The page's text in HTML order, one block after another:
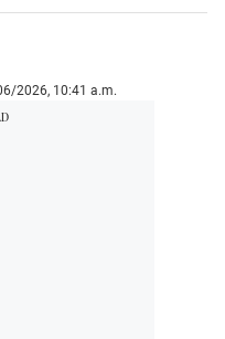
2026, 10:41 a.m.